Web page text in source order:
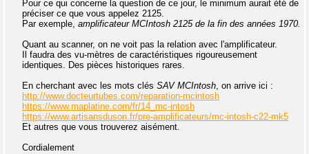
Pour ce qui concerne la question de ce jour, le minimum aurait été de
préciser ce que vous appelez 2125.
Par exemple, amplificateur MCIntosh 2125 de la fin des années 1970.
Quant au scanner, on ne voit pas la relation avec l'amplificateur.
Il faudra des vu-mètres de caractéristiques rigoureusement
identiques. Des pièces historiques rares.
En cherchant avec les mots clés SAV MCIntosh, on arrive ici :
http://www.docteurtubes.com/reparation-mcintosh
https://www.maplatine.com/fr/14_mc-intosh
https://www.artisansduson.fr/pre-amplificateurs/mc-intosh-c22-mk5
Et autres que vous trouverez aisément.
Cordialement